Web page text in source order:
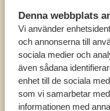
Denna webbplats
Vi använder
och annonserna till
sociala medier och
även sådana
enhet till de sociala
som vi samarbetar
informationen med
SV: